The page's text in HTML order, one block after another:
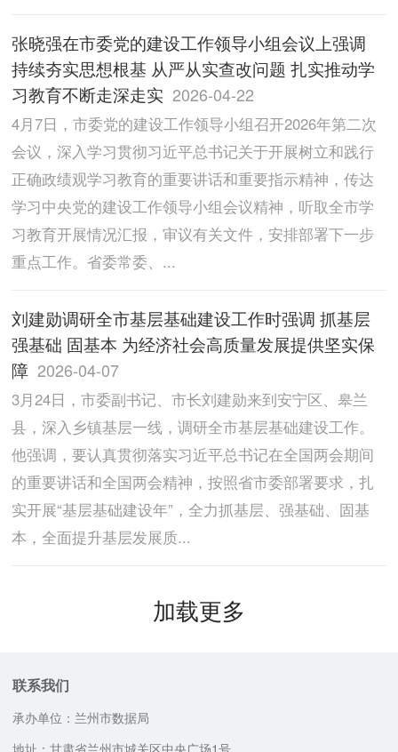
张晓强在市委党的建设工作领导小组会议上强调
持续夯实思想根基 从严从实查改问题 扎实推动学
习教育不断走深走实 2026-04-22
4月7日，市委党的建设工作领导小组召开2026年第二次
会议，深入学习贯彻习近平总书记关于开展树立和践行
正确政绩观学习教育的重要讲话和重要指示精神，传达
学习中央党的建设工作领导小组会议精神，听取全市学
习教育开展情况汇报，审议有关文件，安排部署下一步
重点工作。省委常委、...
刘建勋调研全市基层基础建设工作时强调 抓基层
强基础 固基本 为经济社会高质量发展提供坚实保
障 2026-04-07
3月24日，市委副书记、市长刘建勋来到安宁区、皋兰
县，深入乡镇基层一线，调研全市基层基础建设工作。
他强调，要认真贯彻落实习近平总书记在全国两会期间
的重要讲话和全国两会精神，按照省市委部署要求，扎
实开展“基层基础建设年”，全力抓基层、强基础、固基
本，全面提升基层发展质...
加载更多
联系我们
承办单位：兰州市数据局